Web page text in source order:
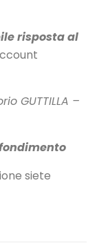
risposta al
GUTTILLA –
siete